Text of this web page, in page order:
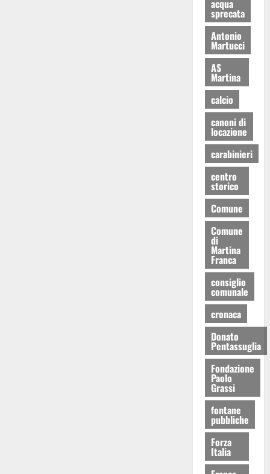
acqua
sprecata
Antonio
Martucci
AS
Martina
calcio
canoni di
locazione
carabinieri
centro
storico
Comune
Comune
di
Martina
Franca
consiglio
comunale
cronaca
Donato
Pentassuglia
Fondazione
Paolo
Grassi
fontane
pubbliche
Forza
Italia